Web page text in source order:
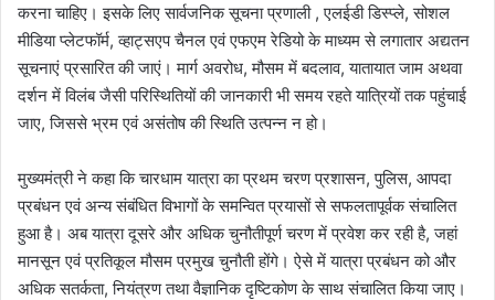
करना चाहिए। इसके लिए सार्वजनिक सूचना प्रणाली , एलईडी डिस्प्ले, सोशल
मीडिया प्लेटफॉर्म, व्हाट्सएप चैनल एवं एफएम रेडियो के माध्यम से लगातार अद्यतन
सूचनाएं प्रसारित की जाएं। मार्ग अवरोध, मौसम में बदलाव, यातायात जाम अथवा
दर्शन में विलंब जैसी परिस्थितियों की जानकारी भी समय रहते यात्रियों तक पहुंचाई
जाए, जिससे भ्रम एवं असंतोष की स्थिति उत्पन्न न हो।
मुख्यमंत्री ने कहा कि चारधाम यात्रा का प्रथम चरण प्रशासन, पुलिस, आपदा
प्रबंधन एवं अन्य संबंधित विभागों के समन्वित प्रयासों से सफलतापूर्वक संचालित
हुआ है। अब यात्रा दूसरे और अधिक चुनौतीपूर्ण चरण में प्रवेश कर रही है, जहां
मानसून एवं प्रतिकूल मौसम प्रमुख चुनौती होंगे। ऐसे में यात्रा प्रबंधन को और
अधिक सतर्कता, नियंत्रण तथा वैज्ञानिक दृष्टिकोण के साथ संचालित किया जाए।